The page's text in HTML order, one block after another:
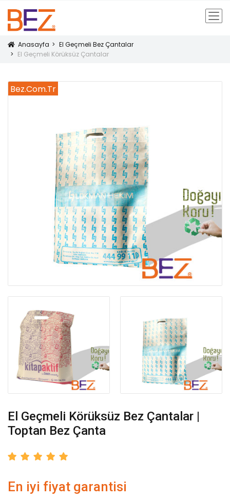
Icon
Anasayfa
El Geçmeli Bez Çantalar
El Geçmeli Körüksüz Çantalar
El Geçmeli Körüksüz Bez Çantalar |
Toptan Bez Çanta
En iyi fiyat garantisi